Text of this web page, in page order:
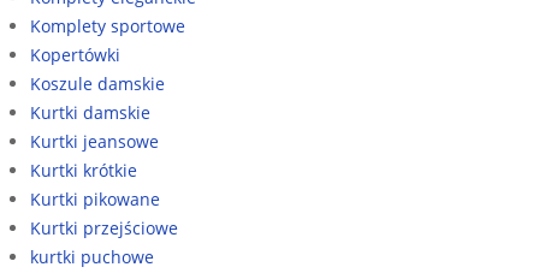
Komplety sportowe
Kopertówki
Koszule damskie
Kurtki damskie
Kurtki jeansowe
Kurtki krótkie
Kurtki pikowane
Kurtki przejściowe
kurtki puchowe